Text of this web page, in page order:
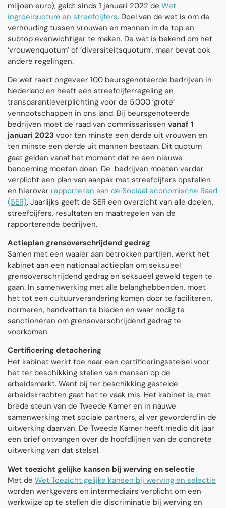
miljoen euro), geldt sinds 1 januari 2022 de Wet
ingroeiquotum en streefcijfers. Doel van de wet is om de
verhouding tussen vrouwen en mannen in de top en
subtop evenwichtiger te maken. De wet is bekend om het
‘vrouwenquotum’ of ‘diversiteitsquotum’, maar bevat ook
andere regelingen.
De wet raakt ongeveer 100 beursgenoteerde bedrijven in
Nederland en heeft een streefcijferregeling en
transparantieverplichting voor de 5.000 ‘grote’
vennootschappen in ons land. Bij beursgenoteerde
bedrijven moet de raad van commissarissen vanaf 1
januari 2023 voor ten minste een derde uit vrouwen en
ten minste een derde uit mannen bestaan. Dit quotum
gaat gelden vanaf het moment dat ze een nieuwe
benoeming moeten doen. De bedrijven moeten verder
verplicht een plan van aanpak met streefcijfers opstellen
en hierover rapporteren aan de Sociaal economische Raad
(SER). Jaarlijks geeft de SER een overzicht van alle doelen,
streefcijfers, resultaten en maatregelen van de
rapporterende bedrijven.
Actieplan grensoverschrijdend gedrag
Samen met een waaier aan betrokken partijen, werkt het
kabinet aan een nationaal actieplan om seksueel
grensoverschrijdend gedrag en seksueel geweld tegen te
gaan. In samenwerking met alle belanghebbenden, moet
het tot een cultuurverandering komen door te faciliteren,
normeren, handvatten te bieden en waar nodig te
sanctioneren om grensoverschrijdend gedrag te
voorkomen.
Certificering detachering
Het kabinet werkt toe naar een certificeringsstelsel voor
het ter beschikking stellen van mensen op de
arbeidsmarkt. Want bij ter beschikking gestelde
arbeidskrachten gaat het te vaak mis. Het kabinet is, met
brede steun van de Tweede Kamer en in nauwe
samenwerking met sociale partners, al ver gevorderd in de
uitwerking daarvan. De Tweede Kamer heeft medio dit jaar
een brief ontvangen over de hoofdlijnen van de concrete
uitwerking van dat stelsel.
Wet toezicht gelijke kansen bij werving en selectie
Met de Wet Toezicht gelijke kansen bij werving en selectie
worden werkgevers en intermediairs verplicht om een
werkwijze op te stellen die discriminatie bij werving en